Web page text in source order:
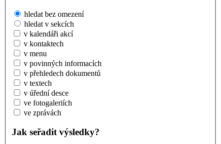
hledat bez omezení
hledat v sekcích
v kalendáři akcí
v kontaktech
v menu
v povinných informacích
v přehledech dokumentů
v textech
v úřední desce
ve fotogaleriích
ve zprávách
Jak seřadit výsledky?